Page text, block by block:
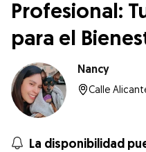
Profesional:
para el
Nancy
La disponibilidad